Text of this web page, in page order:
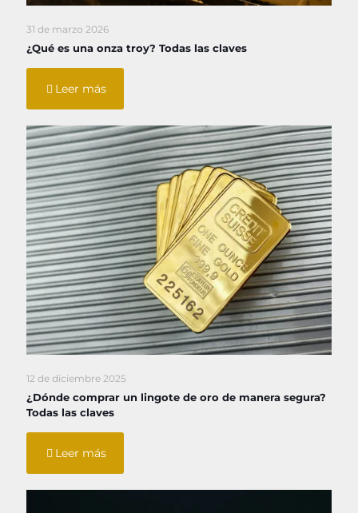
31 de marzo 2026
¿Qué es una onza troy? Todas las claves
Leer más
12 de diciembre 2025
¿Dónde comprar un lingote de oro de manera segura?
Todas las claves
Leer más